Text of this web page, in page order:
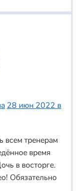
28 июн 2022 в
всем тренерам
время
в восторге.
Обязательно